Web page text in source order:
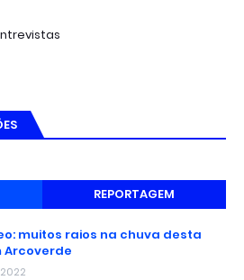
REPORTAGEM
muitos raios na chuva desta
Arcoverde